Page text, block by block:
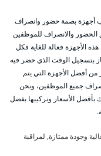
أجهزة بصمة حضور وانصراف
الحضور والانصراف للموظفين
الأجهزة فعالة للغاية فكل
بتسجيل الوقت الذي حضر فيه
أفضل الأجهزة التي يتم
جميع الموظفين، ونحن
بأفضل الأسعار وتركيبها بفضل
وجودة ممتازة, لمراقبة